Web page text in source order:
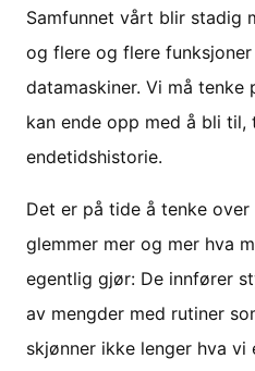
Samfunnet vårt blir stadig
og flere og flere
datamaskiner. Vi må tenke
kan ende opp med å bli til,
endetidshistorie.
Det er på tide å tenke
glemmer mer og mer hva
egentlig gjør: De innfører
av mengder med rutiner
skjønner ikke lenger hva vi